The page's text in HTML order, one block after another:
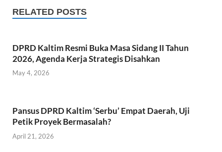
b
o
k
er s
p
p
RELATED POSTS
DPRD Kaltim Resmi Buka Masa Sidang II Tahun
2026, Agenda Kerja Strategis Disahkan
May 4, 2026
Pansus DPRD Kaltim ‘Serbu’ Empat Daerah, Uji
Petik Proyek Bermasalah?
April 21, 2026